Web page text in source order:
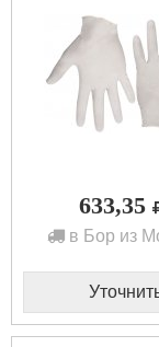
633,35
в Бор из